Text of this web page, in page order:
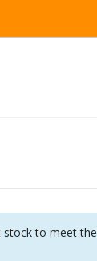
stock to meet the